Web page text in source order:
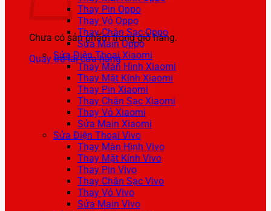
Chưa có sản phẩm trong giỏ hàng.
Quay trở lại cửa hàng
Thay Pin Oppo
Thay Vỏ Oppo
Thay Chân Sạc Oppo
Sửa Main Oppo
Sửa Điện Thoại Xiaomi
Thay Màn Hình Xiaomi
Thay Mặt Kính Xiaomi
Thay Pin Xiaomi
Thay Chân Sạc Xiaomi
Thay Vỏ Xiaomi
Sửa Main Xiaomi
Sửa Điện Thoại Vivo
Thay Màn Hình Vivo
Thay Mặt Kính Vivo
Thay Pin Vivo
Thay Chân Sạc Vivo
Thay Vỏ Vivo
Sửa Main Vivo